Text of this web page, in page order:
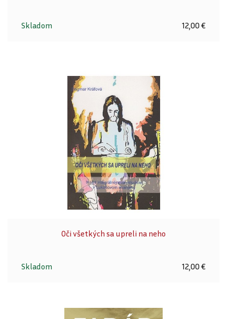
Skladom 12,00 €
Oči všetkých sa upreli na neho
Skladom 12,00 €